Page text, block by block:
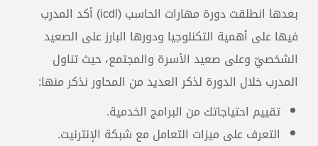
بعدها انطلقت دورة مهارات الحاسب (icdl) أكد المدرب
فيها على أهمية التكنلوجيا ودورها البارز على الصعيد
الشخصيّ وعلى صعيد الأسرة والمجتمع، حيث تناول
المدرب خلال الدورة لذكر العديد من المحاور نذكر منها:
تقييم احتياجاتك من البرامج الخدمية.
التعرف على ميزات التعامل مع شبكة الإنترنيت.